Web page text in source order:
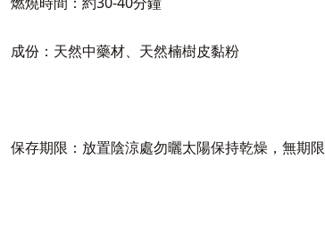
成份：天然中藥材、天然楠樹皮黏粉
保存期限：放置陰涼處勿曬太陽保持乾燥，無期限